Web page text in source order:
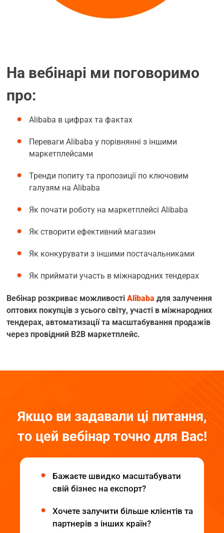
На вебінарі ми поговоримо
про:
Alibaba в цифрах та фактах
Переваги Alibaba у порівнянні з іншими
маркетплейсами
Тренди попиту та пропозиції по ключовим
галузям на Alibaba
Як почати роботу на маркетплейсі Alibaba
Як створити ефективний магазин
Як конкурувати з іншими постачальниками
Як приймати участь в міжнародних тендерах
Вебінар розкриває можливостіAlibaba для залучення
оптових покупців з усього світу, участі в міжнародних
тендерах, автоматизації та масштабування продажів
через провідний В2В маркетплейс.
Якщо ви задавали ці питання,
то цей вебінар точно для Вас!
Бажаєте швидко масштабувати
свій бізнес на експорт?
Хочете залучити більше клієнтів та
партнерів з інших країн?